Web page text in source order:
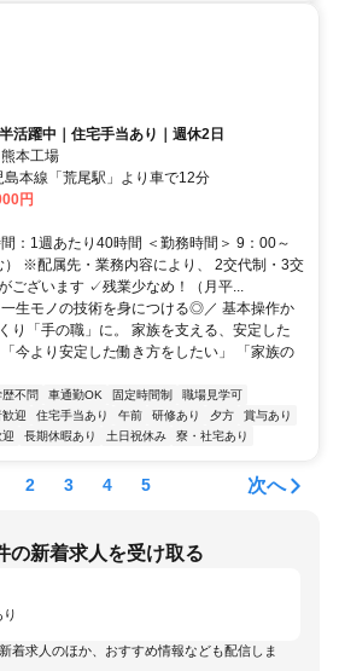
活躍中｜住宅手当あり｜週休2日
本工場
本線「荒尾駅」より車で12分
円
：1週あたり40時間 ＜勤務時間＞ 9：00～
） ※配属先・業務内容により、 2交代制・3交
ございます ✓残業少なめ！（月平...
生モノの技術を身につける◎／ 基本操作か
り「手の職」に。 家族を支える、安定した
今より安定した働き方をしたい」 「家族の
歴不問 車通勤OK 固定時間制
職場見学可
迎 住宅手当あり 午前 研修あり 夕方
賞与あり
長期休暇あり 土日祝休み 寮・社宅あり
2 3 4 5 次へ
の新着求人を受け取る
着求人のほか、おすすめ情報なども配信しま